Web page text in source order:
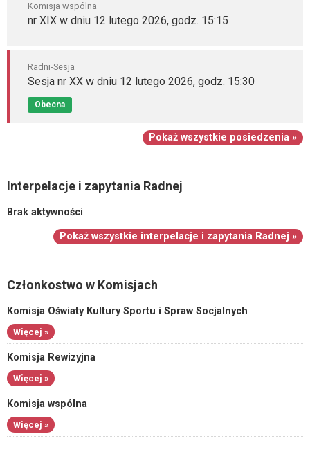
Komisja wspólna
nr XIX w dniu 12 lutego 2026, godz. 15:15
Radni-Sesja
Sesja nr XX w dniu 12 lutego 2026, godz. 15:30
Obecna
Pokaż wszystkie posiedzenia »
Interpelacje i zapytania Radnej
Brak aktywności
Pokaż wszystkie interpelacje i zapytania Radnej »
Członkostwo w Komisjach
Komisja Oświaty Kultury Sportu i Spraw Socjalnych
Więcej »
Komisja Rewizyjna
Więcej »
Komisja wspólna
Więcej »